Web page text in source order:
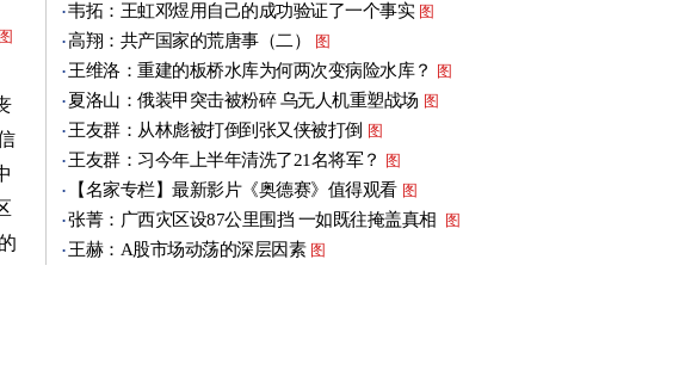
图
韦拓：王虹邓煜用自己的成功验证了一个事实 图
高翔：共产国家的荒唐事（二） 图
王维洛：重建的板桥水库为何两次变病险水库？ 图
夏洛山：俄装甲突击被粉碎 乌无人机重塑战场 图
王友群：从林彪被打倒到张又侠被打倒 图
王友群：习今年上半年清洗了21名将军？ 图
【名家专栏】最新影片《奥德赛》值得观看 图
张菁：广西灾区设87公里围挡 一如既往掩盖真相 图
王赫：A股市场动荡的深层因素 图